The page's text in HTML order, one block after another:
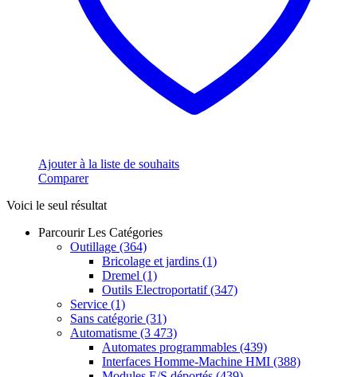
Ajouter à la liste de souhaits
Comparer
Voici le seul résultat
Parcourir Les Catégories
Outillage (364)
Bricolage et jardins (1)
Dremel (1)
Outils Electroportatif(347)
Service (1)
Sans catégorie (31)
Automatisme (3 473)
Automates programmables (439)
Interfaces Homme-Machine HMI (388)